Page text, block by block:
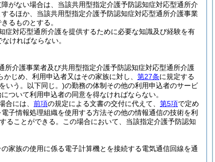
がない場合は、当該共用型指定介護予防認知症対応型通所介
るほか、当該共用型指定介護予防認知症対応型通所介護事業
るものとする。
対応型通所介護を提供するために必要な知識及び経験を有
ければならない。
所介護事業者及び共用型指定介護予防認知症対応型通所介護
じめ、利用申込者又はその家族に対し、 第27条に規定する
いう。以下同じ。)の勤務の体制その他の利用申込者のサービ
ついて利用申込者の同意を得なければならない。
合には、 前項の規定による文書の交付に代えて、 第5項で定め
子情報処理組織を使用する方法その他の情報通信の技術を利
ることができる。
この場合において、当該指定介護予防認知
家族の使用に係る電子計算機とを接続する電気通信回線を通